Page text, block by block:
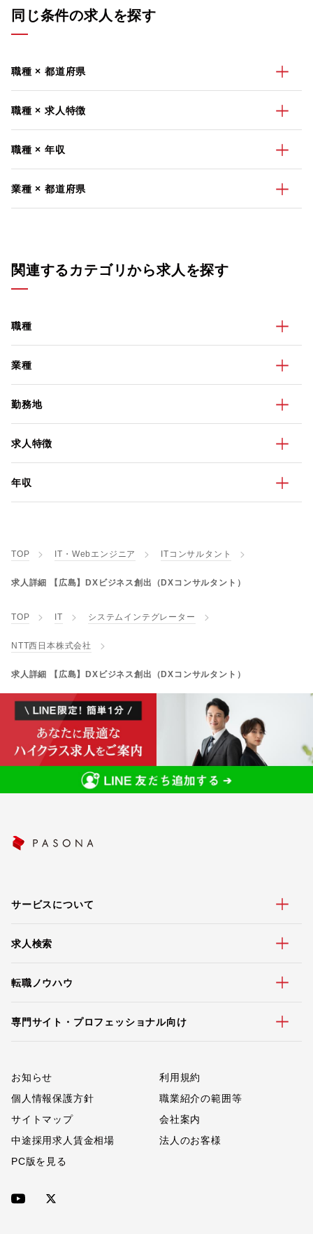
同じ条件の求人を探す
職種 × 都道府県
職種 × 求人特徴
職種 × 年収
業種 × 都道府県
関連するカテゴリから求人を探す
職種
業種
勤務地
求人特徴
年収
TOP IT・Webエンジニア ITコンサルタント
求人詳細 【広島】DXビジネス創出（DXコンサルタント）
TOP IT システムインテグレーター
NTT西日本株式会社
求人詳細 【広島】DXビジネス創出（DXコンサルタント）
サービスについて
求人検索
転職ノウハウ
専門サイト・プロフェッショナル向け
お知らせ
利用規約
個人情報保護方針
職業紹介の範囲等
サイトマップ
会社案内
中途採用求人賃金相場
法人のお客様
PC版を見る